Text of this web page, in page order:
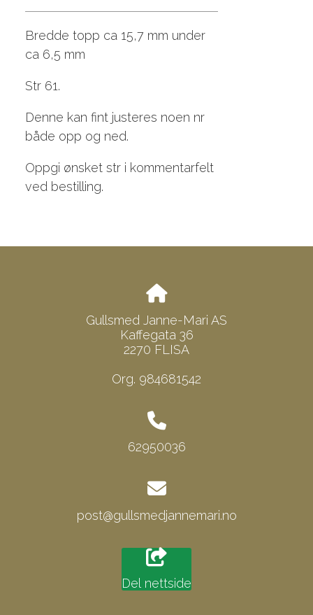
Bredde topp ca 15,7 mm under
ca 6,5 mm
Str 61.
Denne kan fint justeres noen nr
både opp og ned.
Oppgi ønsket str i kommentarfelt
ved bestilling.
Gullsmed Janne-Mari AS
Kaffegata 36
2270 FLISA
Org. 984681542
62950036
post@gullsmedjannemari.no
Del nettside